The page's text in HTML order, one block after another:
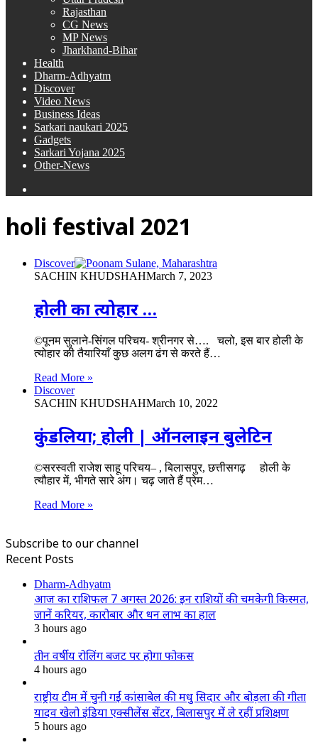
Rajasthan
CG News
MP News
Jharkhand-Bihar
Health
Dharm-Adhyatm
Discover
Video News
Business Ideas
Sarkari naukari 2025
Gadgets
Sarkari Yojana 2025
Other-News
holi festival 2021
Discover
SACHIN KHUDSHAHMarch 7, 2023
होली का त्योहार …
©पूनम सुलाने-सिंगल परिचय- श्रीनगर से…. चलो, इस बार होली के
त्योहार की तैयारियाँ कुछ अलग ढंग से करते हैं…
Read More »
Discover
SACHIN KHUDSHAHMarch 10, 2022
कुंडलिया; होली | ऑनलाइन बुलेटिन
©सरस्वती राजेश साहू परिचय– , बिलासपुर, छत्तीसगढ़ होली के
त्यौहार में, भीगते सारे अंग। चढ़ जाते हैं प्रेम…
Read More »
Subscribe to our channel
Recent Posts
Dharm-Adhyatm
आज का राशिफल 7 अगस्त 2026: इन राशियों की चमकेगी किस्मत,
जानें करियर, कारोबार और धन लाभ का हाल
3 hours ago
तीन वर्षीय रोलिंग बजट पर होगा फोकस
4 hours ago
राष्ट्रीय टीम में चुनी गईं कांसाबेल की मधु सिदार और बोड़ला की गीता
यादव खेलो इंडिया एक्सीलेंस सेंटर, बिलासपुर में ले रहीं प्रशिक्षण
5 hours ago